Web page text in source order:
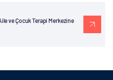
ve Çocuk Terapi Merkezine